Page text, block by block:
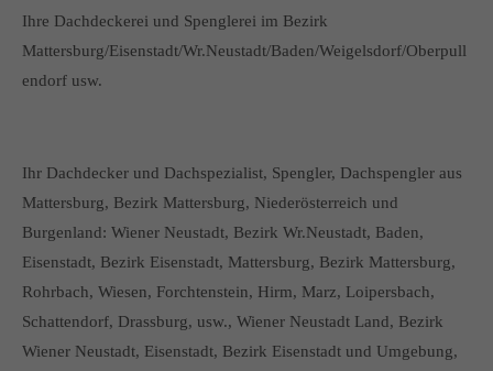
Ihre Dachdeckerei und Spenglerei im Bezirk
Mattersburg/Eisenstadt/Wr.Neustadt/Baden/Weigelsdorf/Oberpull
endorf usw.
Ihr Dachdecker und Dachspezialist, Spengler, Dachspengler aus
Mattersburg, Bezirk Mattersburg, Niederösterreich und
Burgenland: Wiener Neustadt, Bezirk Wr.Neustadt, Baden,
Eisenstadt, Bezirk Eisenstadt, Mattersburg, Bezirk Mattersburg,
Rohrbach, Wiesen, Forchtenstein, Hirm, Marz, Loipersbach,
Schattendorf, Drassburg, usw., Wiener Neustadt Land, Bezirk
Wiener Neustadt, Eisenstadt, Bezirk Eisenstadt und Umgebung,